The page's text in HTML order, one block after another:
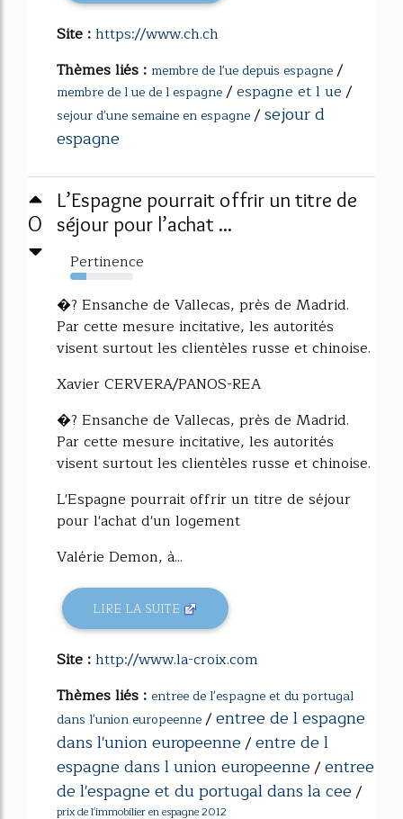
Site :https://www.ch.ch
Thèmes liés : membre de l'ue depuis espagne/
membre de l ue de l espagne/espagne et l ue/
sejour d'une semaine en espagne/sejour d
espagne
0
L’Espagne pourrait offrir un titre de
séjour pour l’achat ...
Pertinence
25%
�? Ensanche de Vallecas, près de Madrid.
Par cette mesure incitative, les autorités
visent surtout les clientèles russe et chinoise.
Xavier CERVERA/PANOS-REA
�? Ensanche de Vallecas, près de Madrid.
Par cette mesure incitative, les autorités
visent surtout les clientèles russe et chinoise.
L'Espagne pourrait offrir un titre de séjour
pour l'achat d'un logement
Valérie Demon, à...
LIRE LA SUITE
Site :http://www.la-croix.com
Thèmes liés : entree de l'espagne et du portugal
dans l'union europeenne/entree de l espagne
dans l'union europeenne/entre de l
espagne dans l union europeenne/entree
de l'espagne et du portugal dans la cee/
prix de l'immobilier en espagne 2012